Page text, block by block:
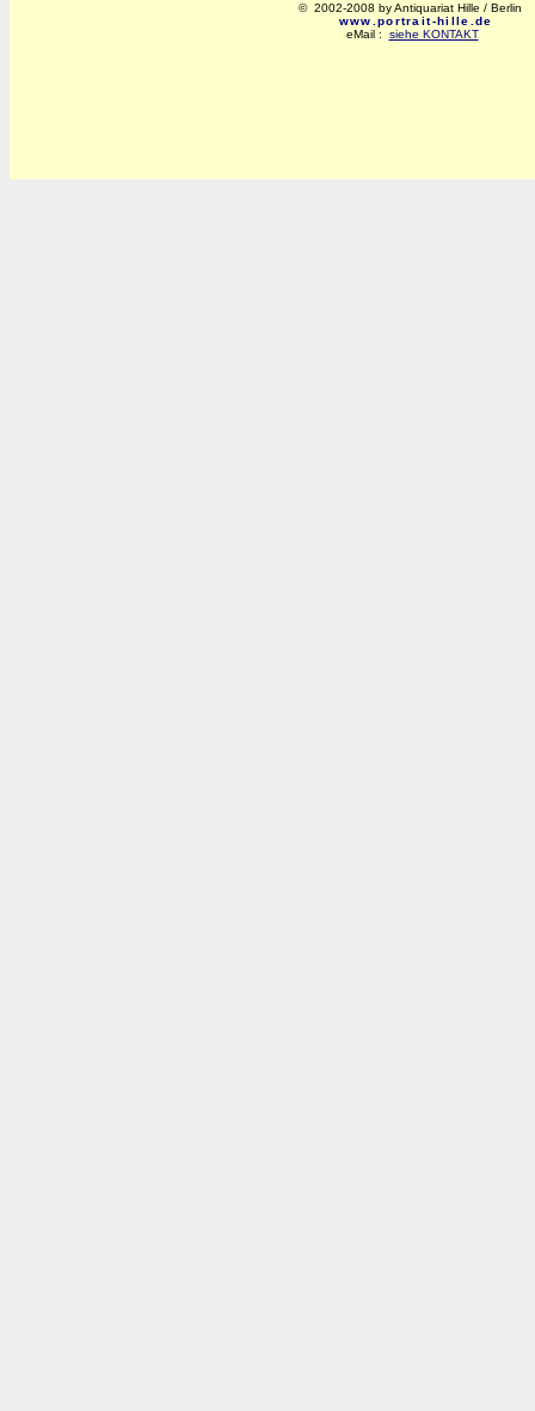
© 2002-2008 by Antiquariat Hille / Berlin
www.portrait-hille.de
eMail : siehe KONTAKT